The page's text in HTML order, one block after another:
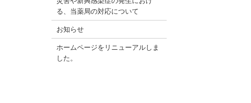
る、当薬局の対応について
お知らせ
ホームページをリニューアルしま
した。